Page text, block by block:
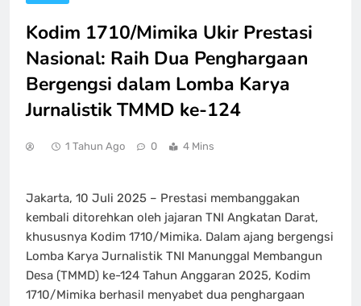
Kodim 1710/Mimika Ukir Prestasi
Nasional: Raih Dua Penghargaan
Bergengsi dalam Lomba Karya
Jurnalistik TMMD ke-124
1 Tahun Ago 0 4 Mins
Jakarta, 10 Juli 2025 – Prestasi membanggakan
kembali ditorehkan oleh jajaran TNI Angkatan Darat,
khususnya Kodim 1710/Mimika. Dalam ajang bergengsi
Lomba Karya Jurnalistik TNI Manunggal Membangun
Desa (TMMD) ke-124 Tahun Anggaran 2025, Kodim
1710/Mimika berhasil menyabet dua penghargaan